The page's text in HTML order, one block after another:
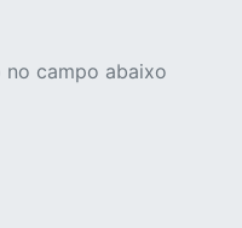
no campo abaixo